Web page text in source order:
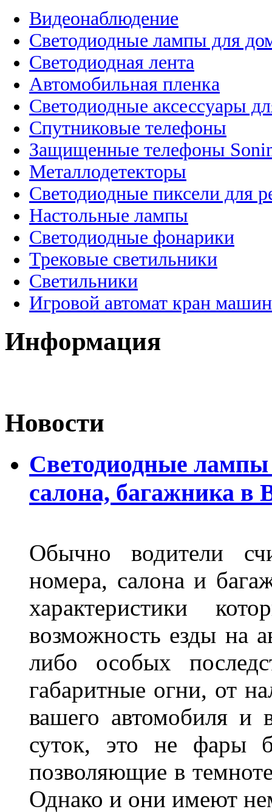
Видеонаблюдение
Светодиодные лампы для
Светодиодная лента
Автомобильная пленка
Светодиодные аксессуары
Спутниковые телефоны
Защищенные телефоны
Металлодетекторы
Светодиодные пиксели для
Настольные лампы
Светодиодные фонарики
Трековые светильники
Светильники
Игровой автомат кран
Информация
Новости
Светодиодные лампы
салона, багажника в
Обычно водители
номера, салона и
характеристики
возможность езды на
либо особых
габаритные огни, от
вашего автомобиля и
суток, это не фары
позволяющие в
Однако и они имеют